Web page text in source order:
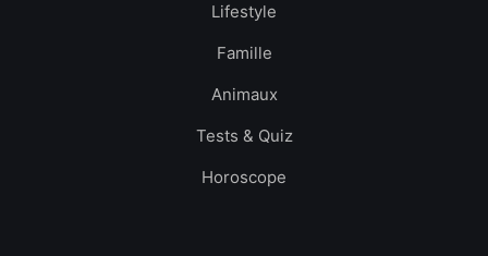
Lifestyle
Famille
Animaux
Tests & Quiz
Horoscope